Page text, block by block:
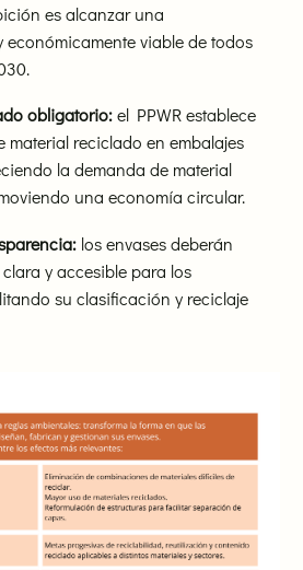
es alcanzar una
económicamente viable de todos
obligatorio:el PPWR establece
material reciclado en embalajes
la demanda de material
una economía circular.
los envases deberán
y accesible para los
su clasificación y reciclaje